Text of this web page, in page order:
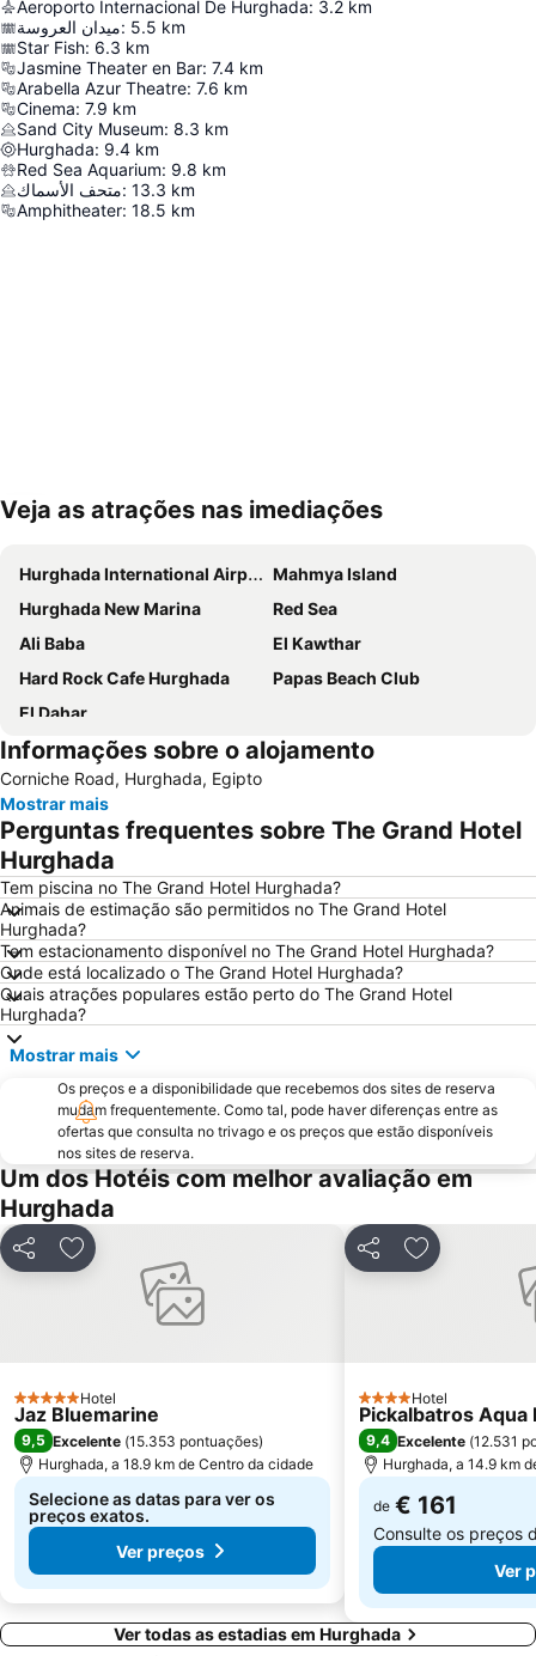
Aeroporto Internacional De Hurghada: 3.2 km
ميدان العروسة: 5.5 km
Star Fish: 6.3 km
Jasmine Theater en Bar: 7.4 km
Arabella Azur Theatre: 7.6 km
Cinema: 7.9 km
Sand City Museum: 8.3 km
Hurghada: 9.4 km
Red Sea Aquarium: 9.8 km
متحف الأسماك: 13.3 km
Amphitheater: 18.5 km
Ampliar mapa
Veja as atrações nas imediações
Hurghada International Airport
Mahmya Island
Hurghada New Marina
Red Sea
Ali Baba
El Kawthar
Hard Rock Cafe Hurghada
Papas Beach Club
El Dahar
Informações sobre o alojamento
Corniche Road, Hurghada, Egipto
Mostrar mais
Perguntas frequentes sobre The Grand Hotel
Hurghada
Tem piscina no The Grand Hotel Hurghada?
Animais de estimação são permitidos no The Grand Hotel
Hurghada?
Tem estacionamento disponível no The Grand Hotel Hurghada?
Onde está localizado o The Grand Hotel Hurghada?
Quais atrações populares estão perto do The Grand Hotel
Hurghada?
Mostrar mais
Os preços e a disponibilidade que recebemos dos sites de reserva
mudam frequentemente. Como tal, pode haver diferenças entre as
ofertas que consulta no trivago e os preços que estão disponíveis
nos sites de reserva.
Um dos Hotéis com melhor avaliação em
Hurghada
PartilharAdicionar aos favoritos
5 EstrelasHotel
Jaz Bluemarine
9,5 Excelente (15.353 pontuações)
Hurghada, a 18.9 km de Centro da cidade
Selecione as datas para ver os
preços exatos.
Ver preços
PartilharAdicionar
4 Estrelas
Hotel
Pickalbatros
9,4 Excelente (12.531
Hurghada, a 14.9 km
de € 161
Consulte os preços
Ver
Ver todas as estadias em Hurghada